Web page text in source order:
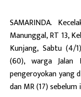
SAMARINDA.
Manunggal, RT 13,
Kunjang, Sabtu (4/
(60), warga Jalan
pengeroyokan yang
dan MR (17) sebelum